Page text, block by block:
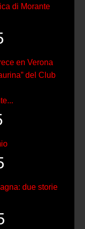
di Morante
en Verona
del Club
due storie